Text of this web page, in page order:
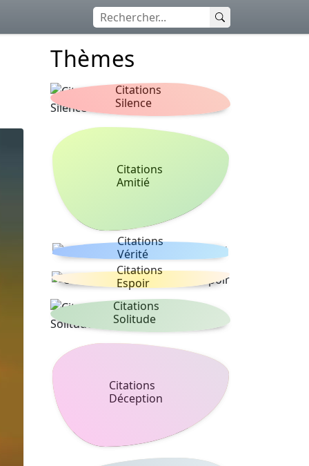
Thèmes
Citations
Silence
Citations
Amitié
Citations
Vérité
Citations
Espoir
Citations
Solitude
Citations
Déception